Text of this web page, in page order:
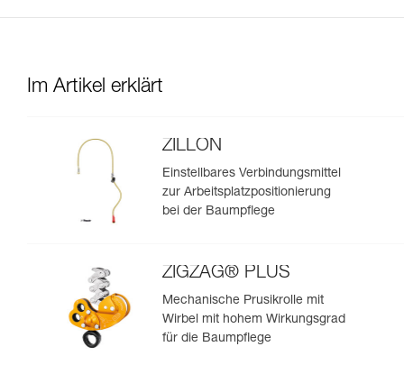
Im Artikel erklärt
ZILLON
Einstellbares Verbindungsmittel
zur Arbeitsplatzpositionierung
bei der Baumpflege
ZIGZAG® PLUS
Mechanische Prusikrolle mit
Wirbel mit hohem Wirkungsgrad
für die Baumpflege